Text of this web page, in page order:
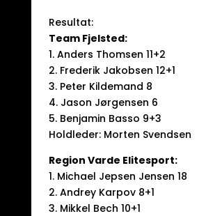
Resultat:
Team Fjelsted:
1. Anders Thomsen 11+2
2. Frederik Jakobsen 12+1
3. Peter Kildemand 8
4. Jason Jørgensen 6
5. Benjamin Basso 9+3
Holdleder: Morten Svendsen
Region Varde Elitesport:
1. Michael Jepsen Jensen 18
2. Andrey Karpov 8+1
3. Mikkel Bech 10+1